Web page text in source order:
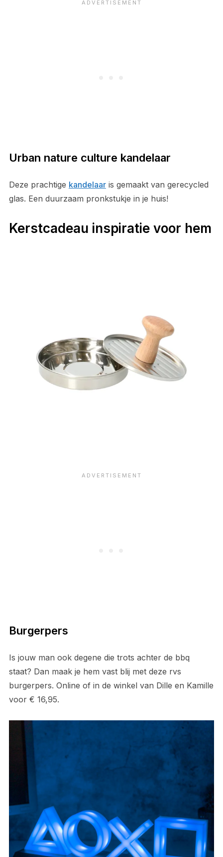
Urban nature culture kandelaar
Deze prachtige kandelaaris gemaakt van gerecycled
glas. Een duurzaam pronkstukje in je huis!
Kerstcadeau inspiratie voor hem
Burgerpers
Is jouw man ook degene die trots achter de bbq
staat? Dan maak je hem vast blij met deze rvs
burgerpers. Online of in de winkel van Dille en Kamille
voor € 16,95.